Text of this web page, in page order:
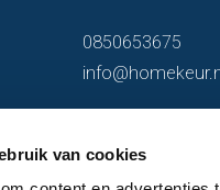
van cookies
0850653675